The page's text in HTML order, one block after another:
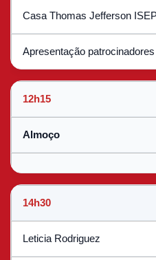
Casa Thomas Jefferson
Apresentação patrocinadores
12h15
Almoço
14h30
Leticia Rodriguez